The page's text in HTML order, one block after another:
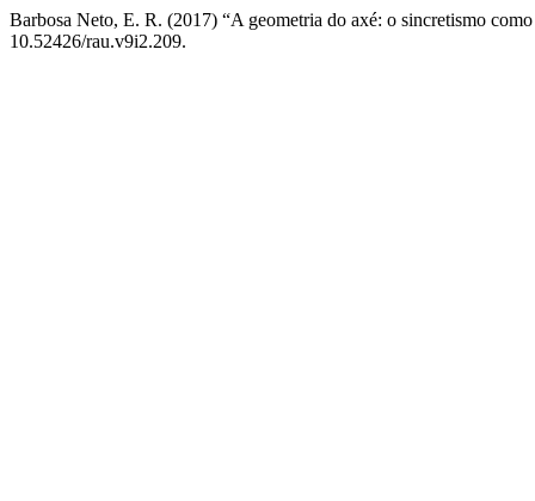
Barbosa Neto, E. R. (2017) “A geometria do axé: o sincretismo
10.52426/rau.v9i2.209.